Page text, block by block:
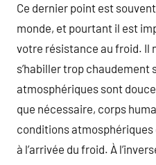
Ce dernier point est
monde, et pourtant il est
votre résistance au froid. Il
s’habiller trop chaudement
atmosphériques sont
que nécessaire, corps
conditions
à l’arrivée du froid. À